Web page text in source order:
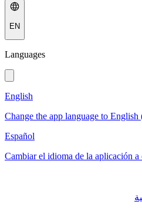
EN
Languages
English
Change the app language to English
Español
Cambiar el idioma de la aplicación a